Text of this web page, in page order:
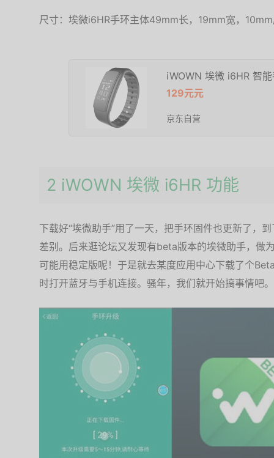
尺寸：埃微i6HR手环主体49mm长，19mm宽，
iWOWN 埃微 i6HR 智
129元元
京东自营
2 iWOWN 埃微 i6HR 功能
下载好“埃微助手”用了一天，把手环固件也更新了，
差别。后来逛论坛又发现有beta版本的埃微助手，做
可能用稳定版呢！于是就去某度应用中心下载了个
时打开蓝牙与手机连接。骚年，我们就开始搞事情吧。